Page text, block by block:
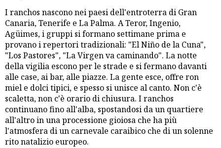
I ranchos nascono nei paesi dell'entroterra di Gran
Canaria, Tenerife e La Palma. A Teror, Ingenio,
Agüimes, i gruppi si formano settimane prima e
provano i repertori tradizionali: "El Niño de la Cuna",
"Los Pastores", "La Virgen va caminando". La notte
della vigilia escono per le strade e si fermano davanti
alle case, ai bar, alle piazze. La gente esce, offre ron
miel e dolci tipici, e spesso si unisce al canto. Non c'è
scaletta, non c'è orario di chiusura. I ranchos
continuano fino all'alba, spostandosi da un quartiere
all'altro in una processione gioiosa che ha più
l'atmosfera di un carnevale caraibico che di un solenne
rito natalizio europeo.